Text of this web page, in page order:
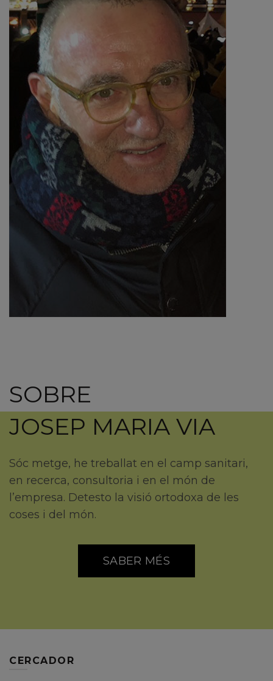
SOBRE
JOSEP MARIA VIA
Sóc metge, he treballat en el camp sanitari,
en recerca, consultoria i en el món de
l’empresa. Detesto la visió ortodoxa de les
coses i del món.
SABER MÉS
CERCADOR